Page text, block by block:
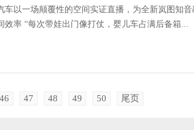
以一场颠覆性的空间实证直播，为全新岚图知
率 “每次带娃出门像打仗，婴儿车占满后备箱...
46 47 48 49 50 尾页